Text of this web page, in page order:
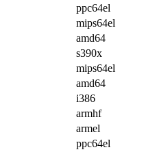
ppc64el
mips64el
amd64
s390x
mips64el
amd64
i386
armhf
armel
ppc64el